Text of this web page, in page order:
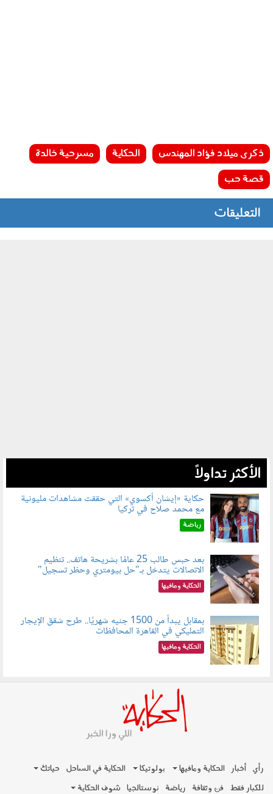
ذكرى ميلاد فؤاد المهندس الحكاية
مسرحية خالدة
قصة حب
التعليقات
الأكثر تداولاً
080802.jpg
حكاية «إيشان أكسوي» التي حققت مشاهدات مليونية
مع محمد صلاح في تركيا
رياضة
080803.jpg
بعد حبس طالب 25 عامًا بشريحة هاتف.. تنظيم
الاتصالات يتدخل بـ"حل بيومتري وحظر تسجيل"
الحكاية ومافيها
080801.jpg
بمقابل يبدأ من 1500 جنيه شهريًا.. طرح شقق الإيجار
التمليكي في القاهرة المحافظات
الحكاية ومافيها
رأي أخبار الحكاية ومافيها بولوتيكا الحكاية في الساحل
حياتك
للكبار فقط فن وثقافة رياضة نوستالجيا شوف الحكاية